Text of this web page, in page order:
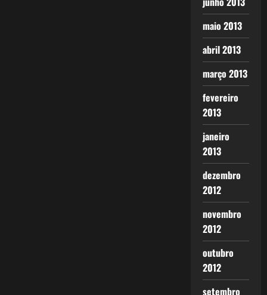
maio 2013
abril 2013
março 2013
fevereiro
2013
janeiro
2013
dezembro
2012
novembro
2012
outubro
2012
setembro